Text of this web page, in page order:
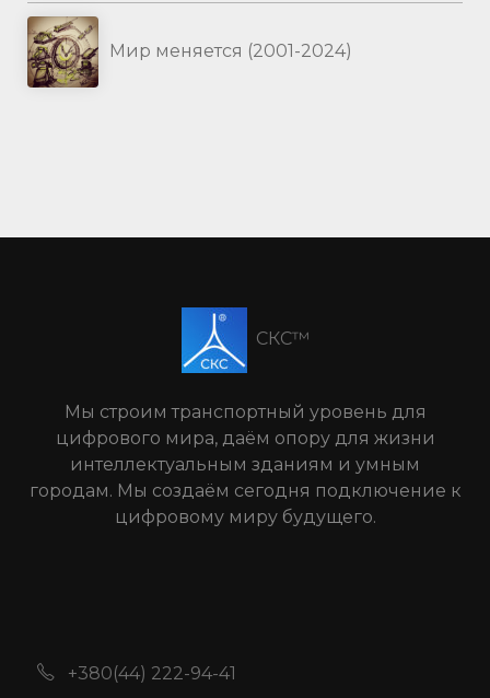
Мир меняется (2001-2024)
СКС™
Мы строим транспортный уровень для
цифрового мира, даём опору для жизни
интеллектуальным зданиям и умным
городам. Мы создаём сегодня подключение к
цифровому миру будущего.
+380(44) 222-94-41